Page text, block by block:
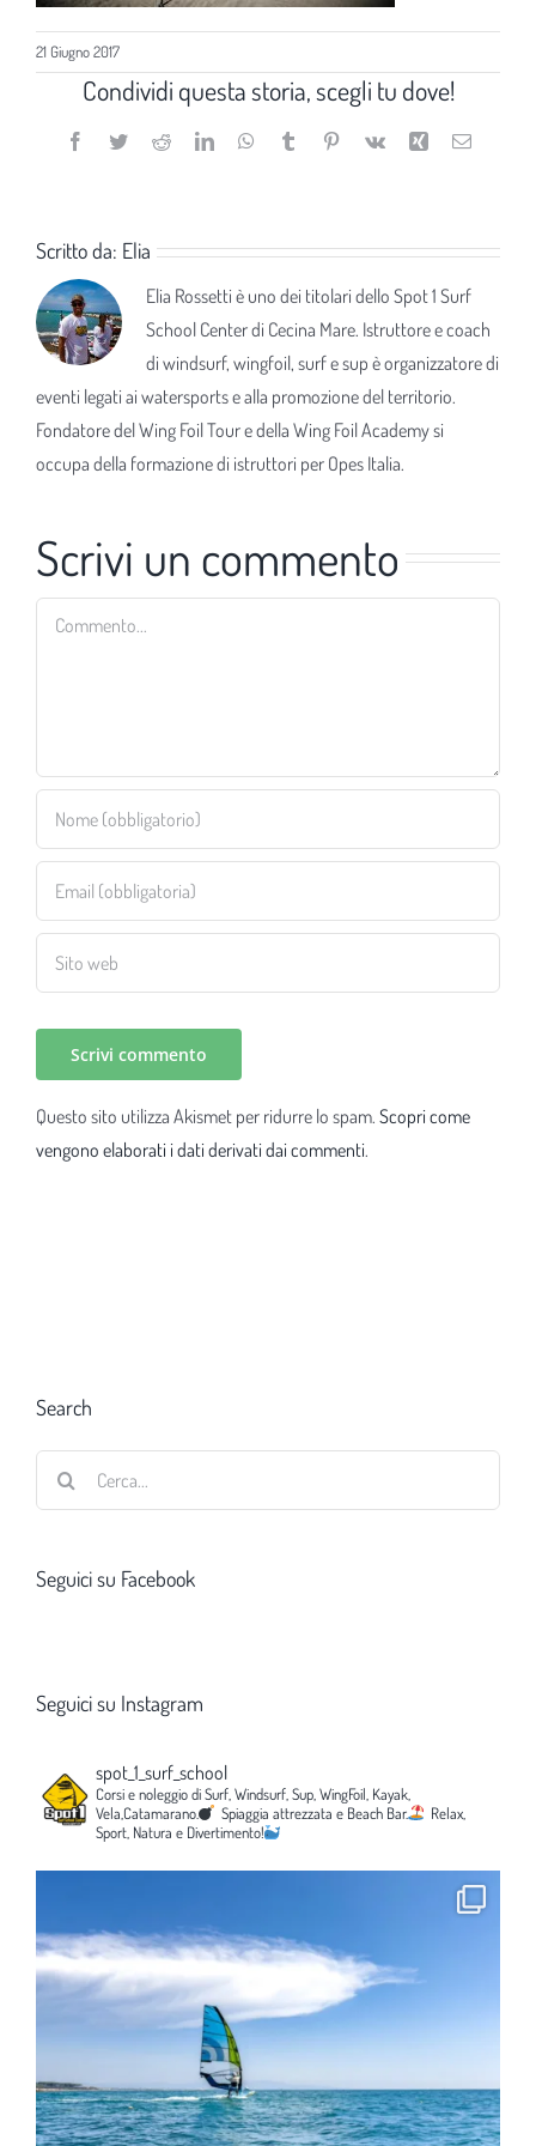
21 Giugno 2017
Condividi questa storia, scegli tu dove!
Facebook
TwitterRedditLinkedInWhatsApp
TumblrPinterest
Vk Xing Email
Scritto da: Elia
Elia Rossetti è uno dei titolari dello Spot 1 Surf
School Center di Cecina Mare. Istruttore e coach
di windsurf, wingfoil, surf e sup è organizzatore di
eventi legati ai watersports e alla promozione del territorio.
Fondatore del Wing Foil Tour e della Wing Foil Academy si
occupa della formazione di istruttori per Opes Italia.
Scrivi un commento
Commento
Questo sito utilizza Akismet per ridurre lo spam. Scopri come
vengono elaborati i dati derivati dai commenti.
Search
Seguici su Facebook
Seguici su Instagram
spot_1_surf_school
Corsi e noleggio di Surf, Windsurf, Sup, WingFoil, Kayak,
Vela,Catamarano.
Spiaggia attrezzata e Beach Bar.
Relax,
Sport, Natura e Divertimento!